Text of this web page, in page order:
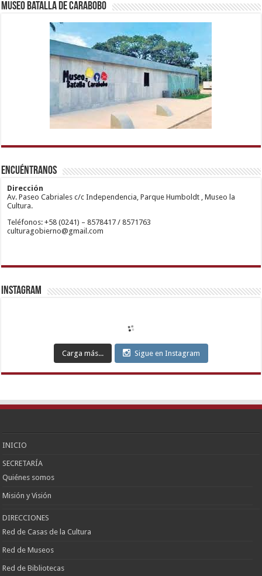
Museo Batalla de Carabobo
1xbetm.info
mariobet
restbetcdn.com
https://mvbcasino.com/
deneme
siteler
Kadıköy
Escort
Yakası
Escort
Kadıköy
Ataşehir
Escort
Escort
Escort
Kurtköy
Escort
Kızılay
Escort
Keçiören
Escort
Encuéntranos
Dirección
Av. Paseo Cabriales c/c Independencia, Parque Humboldt , Museo la
Cultura.
Teléfonos: +58 (0241) – 8578417 / 8571763
culturagobierno@gmail.com
Instagram
Carga más... Sigue en Instagram
INICIO
SECRETARÍA
Quiénes somos
Misión y Visión
DIRECCIONES
Red de Casas de la Cultura
Red de Museos
Red de Bibliotecas